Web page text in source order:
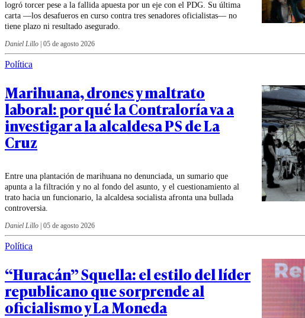
logró torcer pese a la fallida apuesta por un eje con el PDG. Su última
carta —los desafueros en curso contra tres senadores oficialistas— no
tiene plazo ni resultado asegurado.
Daniel Lillo 05 de agosto 2026
Política
Marihuana, drones y maltrato
laboral: por qué la Contraloría va a
investigar a la alcaldesa PS de La
Cruz
Entre una plantación de marihuana no denunciada, un sumario que
apunta a la filtración y no al fondo del asunto, y el cuestionamiento al
trato hacia un funcionario, la alcaldesa socialista afronta una bullada
controversia.
Daniel Lillo 05 de agosto 2026
Política
“Huracán” Squella: el estilo del líder
republicano que sorprende al
oficialismo y La Moneda